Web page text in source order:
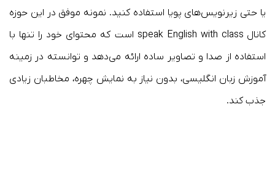
یا حتی زیرنویس‌های پویا استفاده کنید. نمونه موفق در این حوزه
کانال
speak English with class است که محتوای خود را تنها با
استفاده از صدا و تصاویر ساده ارائه می‌دهد و توانسته در زمینه
آموزش زبان انگلیسی، بدون نیاز به نمایش چهره، مخاطبان زیادی
جذب کند.